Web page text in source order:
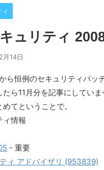
ュリティ
月14日
ら恒例のセキュリティパッ
ら11月分を記事にしていま
てということで。
ィ情報
- 重要
ィ アドバイザリ (953839)